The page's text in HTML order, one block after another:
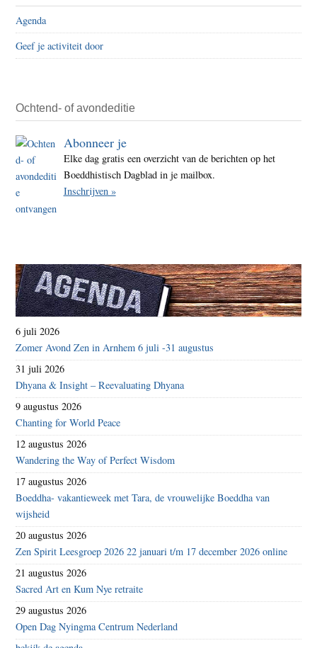
Agenda
Geef je activiteit door
Ochtend- of avondeditie
Abonneer je
Elke dag gratis een overzicht van de berichten op het
Boeddhistisch Dagblad in je mailbox.
Inschrijven »
6 juli 2026
Zomer Avond Zen in Arnhem 6 juli -31 augustus
31 juli 2026
Dhyana & Insight – Reevaluating Dhyana
9 augustus 2026
Chanting for World Peace
12 augustus 2026
Wandering the Way of Perfect Wisdom
17 augustus 2026
Boeddha- vakantieweek met Tara, de vrouwelijke Boeddha van
wijsheid
20 augustus 2026
Zen Spirit Leesgroep 2026 22 januari t/m 17 december 2026 online
21 augustus 2026
Sacred Art en Kum Nye retraite
29 augustus 2026
Open Dag Nyingma Centrum Nederland